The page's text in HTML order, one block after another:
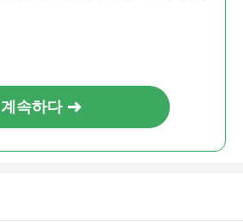
계속하다